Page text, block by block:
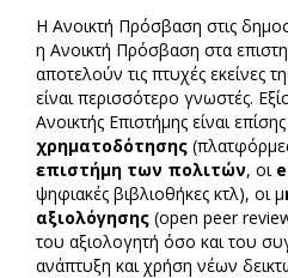
Η Ανοικτή Πρόσβαση στις
η Ανοικτή Πρόσβαση στα
αποτελούν τις πτυχές εκείνες
είναι περισσότερο γνωστές.
Ανοικτής Επιστήμης είναι επίσης
χρηματοδότησης
επιστήμη των πολιτών, οι
ψηφιακές βιβλιοθήκες κτλ), οι μ
αξιολόγησης (open peer
του αξιολογητή όσο και του
ανάπτυξη και χρήση νέων